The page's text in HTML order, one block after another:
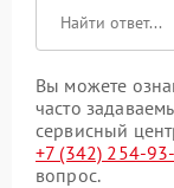
Вы можете
часто
сервисный
+7 (342) 254-
вопрос.